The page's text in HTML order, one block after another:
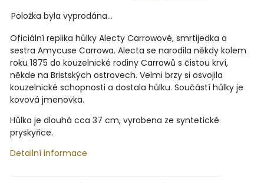
Položka byla vyprodána…
Oficiální replika hůlky Alecty Carrowové, smrtijedka a
sestra Amycuse Carrowa. Alecta se narodila někdy kolem
roku 1875 do kouzelnické rodiny Carrowů s čistou krví,
někde na Bristských ostrovech. Velmi brzy si osvojila
kouzelnické schopnosti a dostala hůlku. Součástí hůlky je
kovová jmenovka.
Hůlka je dlouhá cca 37 cm, vyrobena ze syntetické
pryskyřice.
Detailní informace